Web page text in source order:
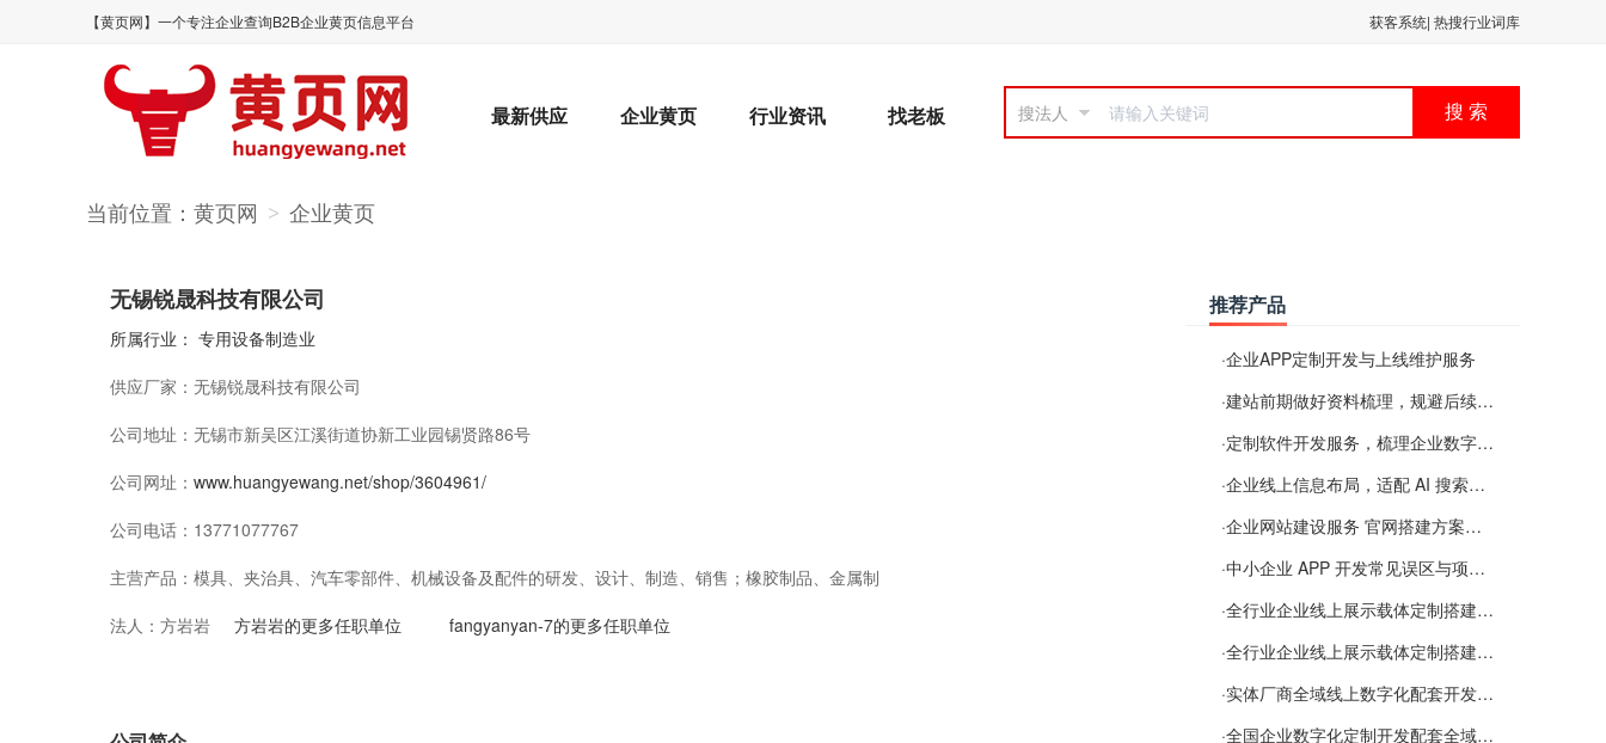
【黄页网】一个专注企业查询B2B企业黄页信息平台 获客系统| 热搜行业词库
最新供应 企业黄页 行业资讯 找老板 搜法人 搜 索
当前位置： 黄页网 > 企业黄页
无锡锐晟科技有限公司
所属行业： 专用设备制造业
供应厂家： 无锡锐晟科技有限公司
公司地址： 无锡市新吴区江溪街道协新工业园锡贤路86号
公司网址： www.huangyewang.net/shop/3604961/
公司电话： 13771077767
主营产品： 模具、夹治具、汽车零部件、机械设备及配件的研发、设计、制造、销售；橡胶制品、金属制
品、金属材料、通讯设备、计算机产品、自动化设备、五金配件的销售；自营和代理各类商品
法人： 方岩岩 方岩岩的更多任职单位 fangyanyan-7的更多任职单位
推荐产品
·企业APP定制开发与上线维护服务
·建站前期做好资料梳理，规避后续各类使用难题
·定制软件开发服务，梳理企业数字化落地常见难点
·企业线上信息布局，适配 AI 搜索需要留意这些要点
·企业网站建设服务 官网搭建方案经验分享
·中小企业 APP 开发常见误区与项目规划实用经验
·全行业企业线上展示载体定制搭建服务
·全行业企业线上展示载体定制搭建服务
·实体厂商全域线上数字化配套开发与地域检索优化服务
·全国企业数字化定制开发配套全域搜索优化服务